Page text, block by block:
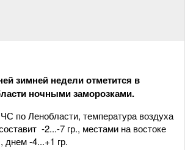
зимней недели отметится в
ночными заморозками.
по Ленобласти, температура воздуха
-2...-7 гр., местами на востоке
днем -4...+1 гр.